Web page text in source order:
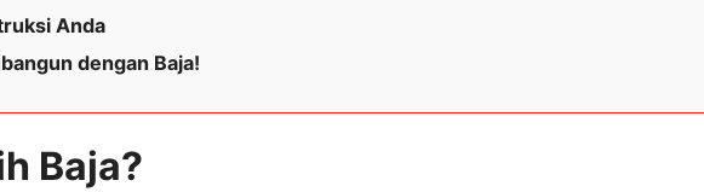
Anda
dengan Baja!
Baja?